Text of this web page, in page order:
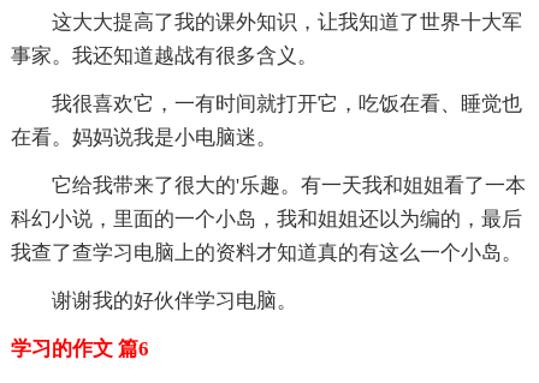
这大大提高了我的课外知识，让我知道了世界十大军
事家。我还知道越战有很多含义。
我很喜欢它，一有时间就打开它，吃饭在看、睡觉也
在看。妈妈说我是小电脑迷。
它给我带来了很大的'乐趣。有一天我和姐姐看了一本
科幻小说，里面的一个小岛，我和姐姐还以为编的，最后
我查了查学习电脑上的资料才知道真的有这么一个小岛。
谢谢我的好伙伴学习电脑。
学习的作文 篇6